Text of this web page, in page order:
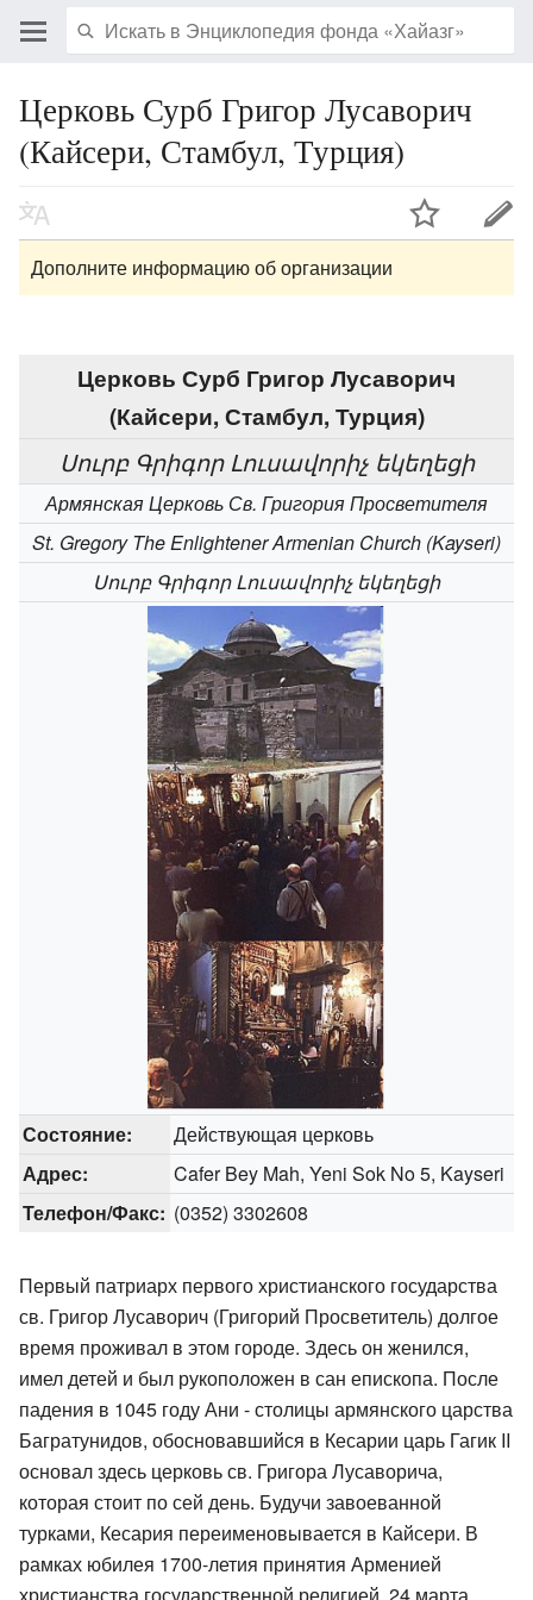
Церковь Сурб Григор Лусаворич
(Кайсери, Стамбул, Турция)
Дополните информацию об организации
Церковь Сурб Григор Лусаворич
(Кайсери, Стамбул, Турция)
Սուրբ Գրիգոր Լուսավորիչ եկեղեցի
Армянская Церковь Св. Григория Просветителя
St. Gregory The Enlightener Armenian Church (Kayseri)
Սուրբ Գրիգոր Լուսավորիչ եկեղեցի
Состояние:
Действующая церковь
Адрес:
Cafer Bey Mah, Yeni Sok No 5, Kayseri
Телефон/Факс: (0352) 3302608
Первый патриарх первого христианского государства
св. Григор Лусаворич (Григорий Просветитель) долгое
время проживал в этом городе. Здесь он женился,
имел детей и был рукоположен в сан епископа. После
падения в 1045 году Ани - столицы армянского царства
Багратунидов, обосновавшийся в Кесарии царь Гагик II
основал здесь церковь св. Григора Лусаворича,
которая стоит по сей день. Будучи завоеванной
турками, Кесария переименовывается в Кайсери. В
рамках юбилея 1700-летия принятия Арменией
христианства государственной религией, 24 марта